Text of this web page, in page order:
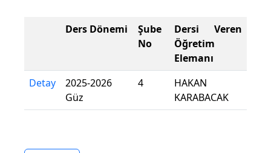
Ders Dönemi
Şube
No
Dersi Veren
Öğretim
Elemanı
Detay
2025-2026
Güz
4
HAKAN
KARABACAK